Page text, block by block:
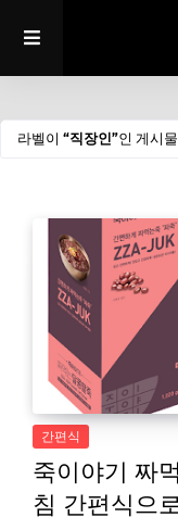
라벨이 직장인 인 게시
간편식
죽이야기 짜
침 간편식으